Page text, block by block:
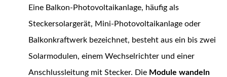
Eine Balkon-Photovoltaikanlage, häufig als
Steckersolargerät, Mini-Photovoltaikanlage oder
Balkonkraftwerk bezeichnet, besteht aus ein bis zwei
Solarmodulen, einem Wechselrichter und einer
Anschlussleitung mit Stecker. Die Module wandeln